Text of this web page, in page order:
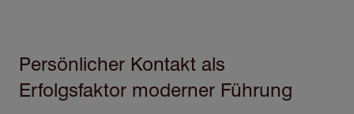
Direkt
Inhalt
Persönlicher Kontakt als
Erfolgsfaktor moderner Führung